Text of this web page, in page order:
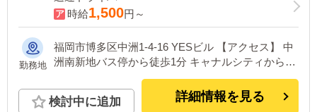
時給1,500円～
勤務地
福岡市博多区中洲1-4-16 YESビル 【アクセス】 中
洲南新地バス停から徒歩1分 キャナルシティから徒
歩3分 地下鉄中洲川端駅から徒歩10分、櫛田神社前
駅から徒歩5分
検討中に追加 詳細情報を見る